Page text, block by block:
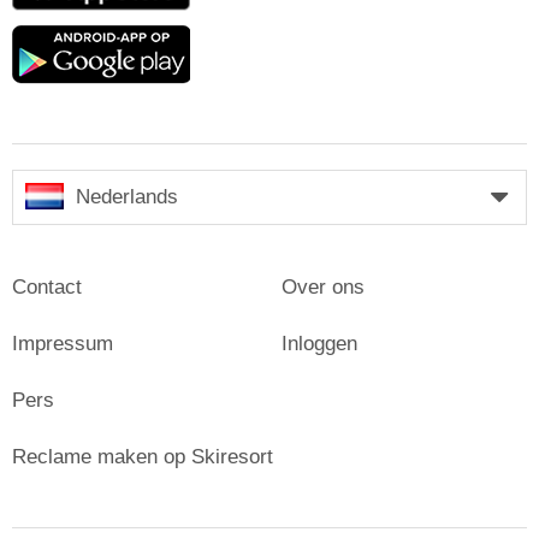
Google
Nederlands
Contact
Impressum
Pers
Over ons
Inloggen
Reclame maken op Skiresort